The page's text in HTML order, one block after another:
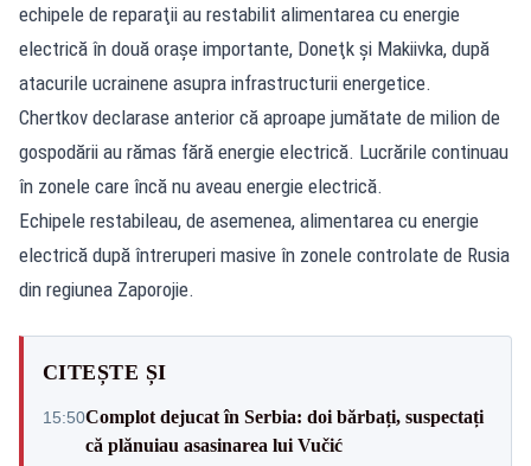
echipele de reparaţii au restabilit alimentarea cu energie
electrică în două oraşe importante, Doneţk şi Makiivka, după
atacurile ucrainene asupra infrastructurii energetice.
Chertkov declarase anterior că aproape jumătate de milion de
gospodării au rămas fără energie electrică. Lucrările continuau
în zonele care încă nu aveau energie electrică.
Echipele restabileau, de asemenea, alimentarea cu energie
electrică după întreruperi masive în zonele controlate de Rusia
din regiunea Zaporojie.
CITEȘTE ȘI
15:50Complot dejucat în Serbia: doi bărbați, suspectați
că plănuiau asasinarea lui Vučić